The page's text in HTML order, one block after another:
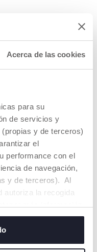
Acerca de las cookies
para su
de servicios y
y de terceros)
el
performance con el
de navegación,
y de terceros). Al
autoriza la recogida
de todas o
detalles". Al
en utilizar
un programa cuyo
de algodón
las medidas para
el punto de vista
y social.
se rastrea y